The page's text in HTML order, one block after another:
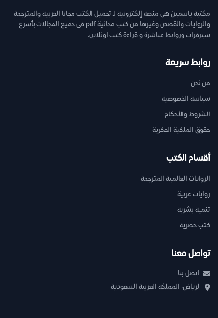
مكتبة ياسمين هي منصة إلكترونية لـ تحميل الكتب مجانا العربية والمترجمة
والروايات والقصص وغيرها من كتب مجانية pdf فى جميع المجالات بأسرع
سيرفرات وروابط مباشرة و قراءة كتب اونلاين.
روابط سريعة
من نحن
سياسة الخصوصية
الشروط والأحكام
حقوق الملكية الفكرية
أقسام الكتب
الروايات العالمية المترجمة
روايات عربية
تنمية بشرية
كتب حصرية
تواصل معنا
اتصل بنا
الرياض، المملكة العربية السعودية